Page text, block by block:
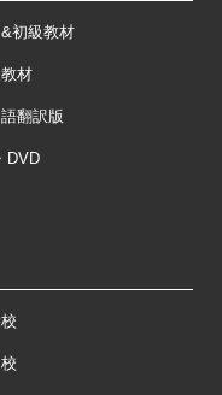
初級教材
材
翻訳版
DVD